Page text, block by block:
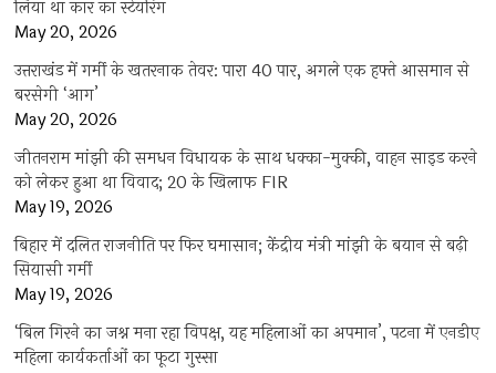
लिया था कार का स्टेयरिंग
May 20, 2026
उत्तराखंड में गर्मी के खतरनाक तेवर: पारा 40 पार, अगले एक हफ्ते आसमान से
बरसेगी ‘आग’
May 20, 2026
जीतनराम मांझी की समधन विधायक के साथ धक्का-मुक्की, वाहन साइड करने
को लेकर हुआ था विवाद; 20 के खिलाफ FIR
May 19, 2026
बिहार में दलित राजनीति पर फिर घमासान; केंद्रीय मंत्री मांझी के बयान से बढ़ी
सियासी गर्मी
May 19, 2026
‘बिल गिरने का जश्न मना रहा विपक्ष, यह महिलाओं का अपमान’, पटना में एनडीए
महिला कार्यकर्ताओं का फूटा गुस्सा